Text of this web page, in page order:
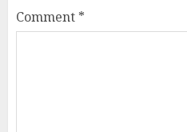
Comment *